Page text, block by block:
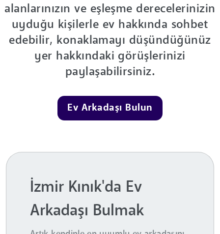
alanlarınızın ve eşleşme derecelerinizin
uyduğu kişilerle ev hakkında sohbet
edebilir, konaklamayı düşündüğünüz
yer hakkındaki görüşlerinizi
paylaşabilirsiniz.
Ev Arkadaşı Bulun
İzmir Kınık'da Ev
Arkadaşı Bulmak